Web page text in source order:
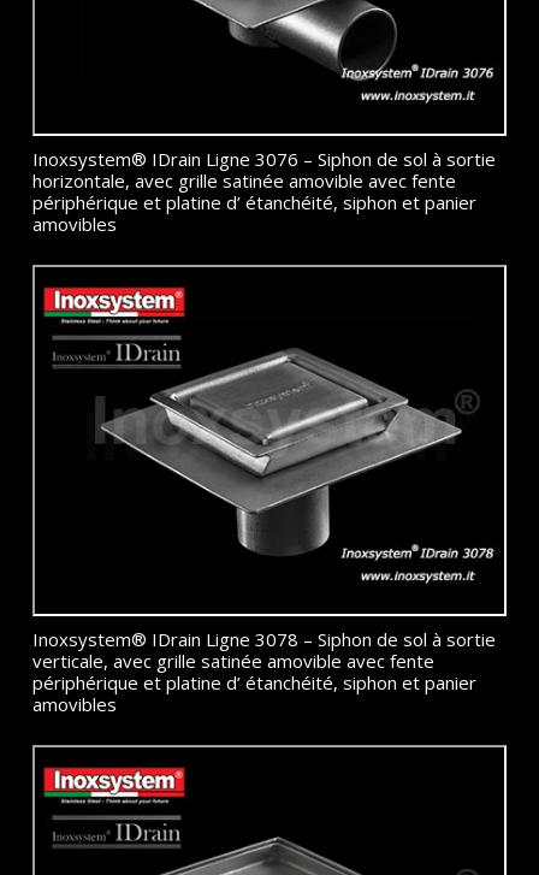
Inoxsystem® IDrain Ligne 3076 – Siphon de sol à sortie
horizontale, avec grille satinée amovible avec fente
périphérique et platine d’ étanchéité, siphon et panier
amovibles
Inoxsystem® IDrain Ligne 3078 – Siphon de sol à sortie
verticale, avec grille satinée amovible avec fente
périphérique et platine d’ étanchéité, siphon et panier
amovibles